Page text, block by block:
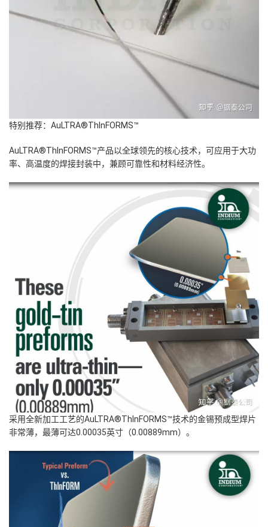
特别推荐：AuLTRA®ThInFORMS™
AuLTRA®ThInFORMS™产品以全球领先的核心技术，可应用于大功
率、高温度的焊接封装中，兼顾可靠性和材料经济性。
采用全新加工工艺的AuLTRA®ThInFORMS™技术的金锡预成型焊片
非常薄，最薄可达0.00035英寸（0.00889mm）。